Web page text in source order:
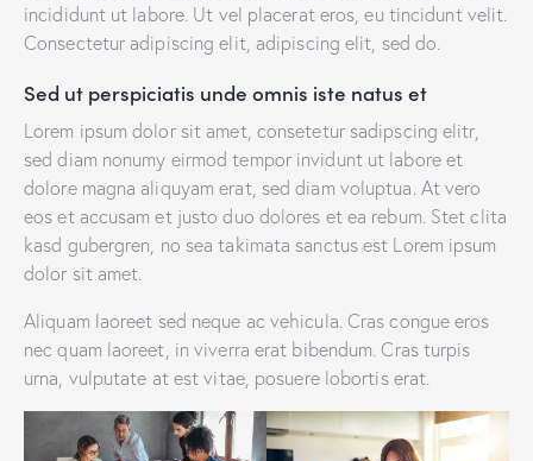
incididunt ut labore. Ut vel placerat eros, eu tincidunt velit.
Consectetur adipiscing elit, adipiscing elit, sed do.
Sed ut perspiciatis unde omnis iste natus et
Lorem ipsum dolor sit amet, consetetur sadipscing elitr,
sed diam nonumy eirmod tempor invidunt ut labore et
dolore magna aliquyam erat, sed diam voluptua. At vero
eos et accusam et justo duo dolores et ea rebum. Stet clita
kasd gubergren, no sea takimata sanctus est Lorem ipsum
dolor sit amet.
Aliquam laoreet sed neque ac vehicula. Cras congue eros
nec quam laoreet, in viverra erat bibendum. Cras turpis
urna, vulputate at est vitae, posuere lobortis erat.